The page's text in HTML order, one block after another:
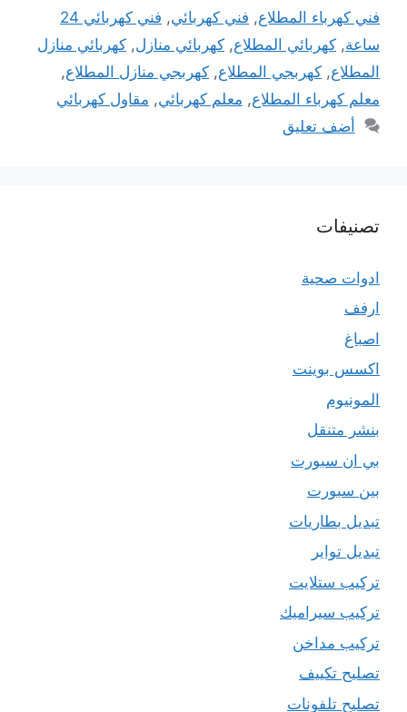
فني كهرباء المطلاع, فني كهربائي,
فني كهربائي 24
ساعة, كهربائي المطلاع, كهربائي منازل, كهربائي منازل
المطلاع, كهربجي المطلاع, كهربجي منازل المطلاع,
معلم كهرباء المطلاع, معلم كهربائي, مقاول كهربائي
أضف تعليق
تصنيفات
ادوات صحية
ارفف
اصباغ
اكسس بوينت
المونيوم
بنشر متنقل
بي ان سبورت
بين سبورت
تبديل بطاريات
تبديل تواير
تركيب ستلايت
تركيب سيراميك
تركيب مداخن
تصليح تكييف
تصليح تلفونات